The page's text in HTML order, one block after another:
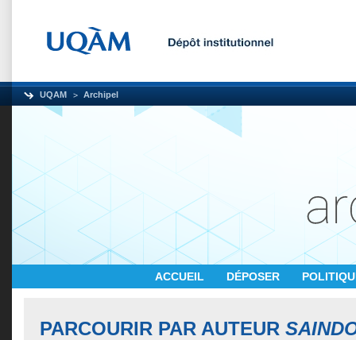
UQAM Archipel
ACCUEIL DÉPOSER
PARCOURIR PAR AUTEUR